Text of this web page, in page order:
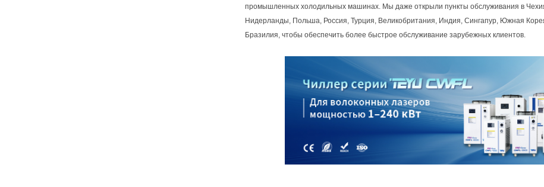
промышленных холодильных машинах. Мы даже открыли пункты обслуживания в
Нидерланды, Польша, Россия, Турция, Великобритания, Индия, Сингапур, Южная
Бразилия, чтобы обеспечить более быстрое обслуживание зарубежных клиентов.